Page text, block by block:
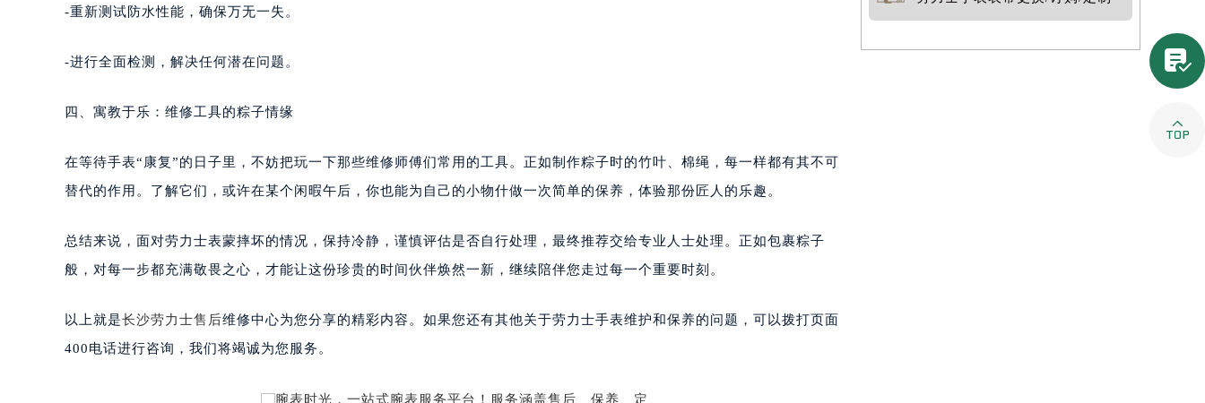
-重新测试防水性能，确保万无一失。
-进行全面检测，解决任何潜在问题。
四、寓教于乐：维修工具的粽子情缘
在等待手表“康复”的日子里，不妨把玩一下那些维修师傅们常用的工具。正如制作粽子时的竹叶、棉绳，每一样都有其不可
替代的作用。了解它们，或许在某个闲暇午后，你也能为自己的小物什做一次简单的保养，体验那份匠人的乐趣。
总结来说，面对劳力士表蒙摔坏的情况，保持冷静，谨慎评估是否自行处理，最终推荐交给专业人士处理。正如包裹粽子
般，对每一步都充满敬畏之心，才能让这份珍贵的时间伙伴焕然一新，继续陪伴您走过每一个重要时刻。
以上就是长沙劳力士售后维修中心为您分享的精彩内容。如果您还有其他关于劳力士手表维护和保养的问题，可以拨打页面
400电话进行咨询，我们将竭诚为您服务。

